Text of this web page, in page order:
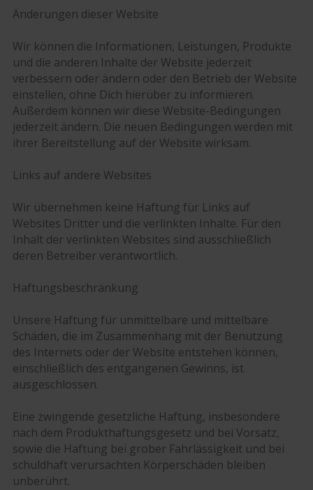
Änderungen dieser Website
Wir können die Informationen, Leistungen, Produkte
und die anderen Inhalte der Website jederzeit
verbessern oder ändern oder den Betrieb der Website
einstellen, ohne Dich hierüber zu informieren.
Außerdem können wir diese Website-Bedingungen
jederzeit ändern. Die neuen Bedingungen werden mit
ihrer Bereitstellung auf der Website wirksam.
Links auf andere Websites
Wir übernehmen keine Haftung für Links auf
Websites Dritter und die verlinkten Inhalte. Für den
Inhalt der verlinkten Websites sind ausschließlich
deren Betreiber verantwortlich.
Haftungsbeschränkung
Unsere Haftung für unmittelbare und mittelbare
Schäden, die im Zusammenhang mit der Benutzung
des Internets oder der Website entstehen können,
einschließlich des entgangenen Gewinns, ist
ausgeschlossen.
Eine zwingende gesetzliche Haftung, insbesondere
nach dem Produkthaftungsgesetz und bei Vorsatz,
sowie die Haftung bei grober Fahrlässigkeit und bei
schuldhaft verursachten Körperschäden bleiben
unberührt.